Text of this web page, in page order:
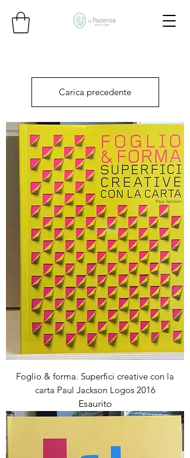
Carica precedente
Foglio & forma. Superfici creative con la
carta Paul Jackson Logos 2016
Esaurito